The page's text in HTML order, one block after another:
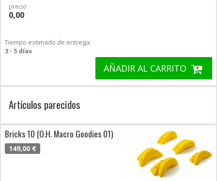
precio
0,00
Tiempo estimado de entrega:
3 - 5 días
AÑADIR AL CARRITO
Artículos parecidos
Bricks 10 (O.H. Macro Goodies 01)
149,00 €